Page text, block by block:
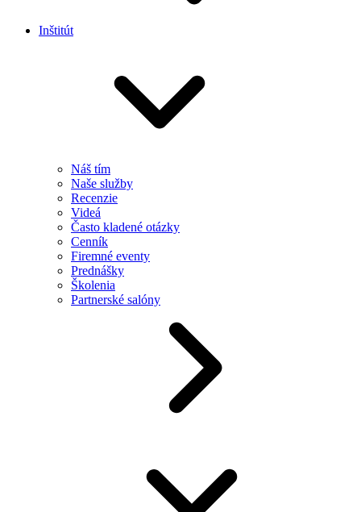
Inštitút
Náš tím
Naše služby
Recenzie
Videá
Často kladené otázky
Cenník
Firemné eventy
Prednášky
Školenia
Partnerské salóny